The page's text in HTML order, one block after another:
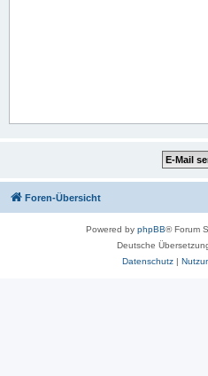
Foren-Übersicht
Powered by phpBB® Forum
Deutsche
Datenschutz|